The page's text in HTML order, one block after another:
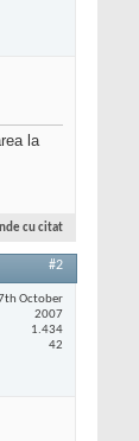
la
cu citat
#2
October
2007
1.434
42